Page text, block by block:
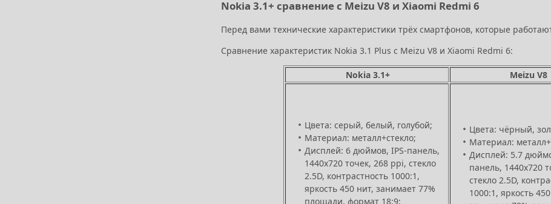
Nokia 3.1+ сравнение с Meizu V8 и Xiaomi Redmi 6
Перед вами технические характеристики трёх смартфонов, которые
Сравнение характеристик Nokia 3.1 Plus с Meizu V8 и Xiaomi Redmi 6:
Nokia 3.1+ Meizu V8
Цвета: серый, белый, голубой;
Материал: металл+стекло;
Дисплей: 6 дюймов, IPS-панель,
1440х720 точек, 268 ppi, стекло
2.5D, контрастность 1000:1,
яркость 450 нит, занимает 77%
площади, формат 18:9;
Цвета: чёрный,
Материал:
Дисплей: 5.7
панель, 1440х720
стекло 2.5D,
1000:1, яркость